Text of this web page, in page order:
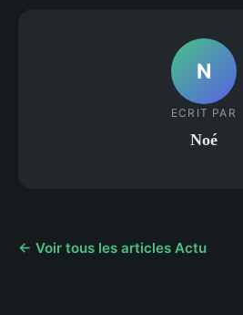
N
ECRIT PAR
Noé
← Voir tous les articles Actu